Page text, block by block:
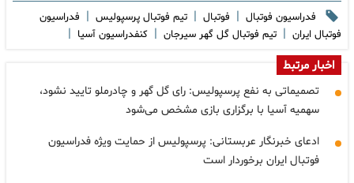
فدراسیون فوتبال | فوتبال | تیم فوتبال پرسپولیس | فدراسیون
فوتبال ایران | تیم فوتبال گل گهر سیرجان | کنفدراسیون آسیا |
اخبار مرتبط
تصمیماتی به نفع پرسپولیس: رای گل گهر و چادرملو تایید نشود،
سهمیه آسیا با برگزاری بازی مشخص می‌شود
ادعای خبرنگار عربستانی: پرسپولیس از حمایت ویژه فدراسیون
فوتبال ایران برخوردار است